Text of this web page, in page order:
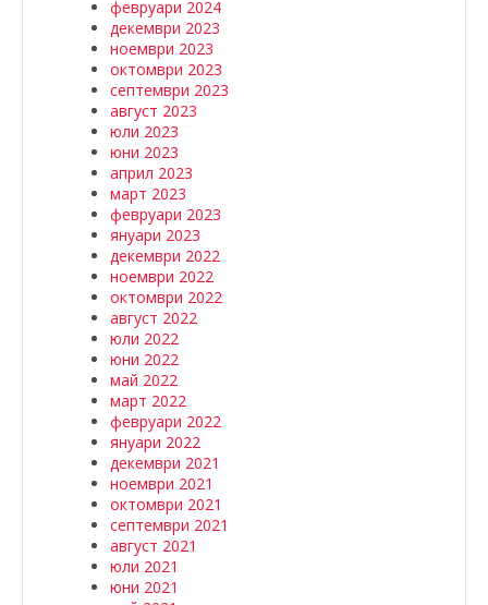
февруари 2024
декември 2023
ноември 2023
октомври 2023
септември 2023
август 2023
юли 2023
юни 2023
април 2023
март 2023
февруари 2023
януари 2023
декември 2022
ноември 2022
октомври 2022
август 2022
юли 2022
юни 2022
май 2022
март 2022
февруари 2022
януари 2022
декември 2021
ноември 2021
октомври 2021
септември 2021
август 2021
юли 2021
юни 2021